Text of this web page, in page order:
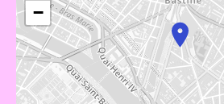
−